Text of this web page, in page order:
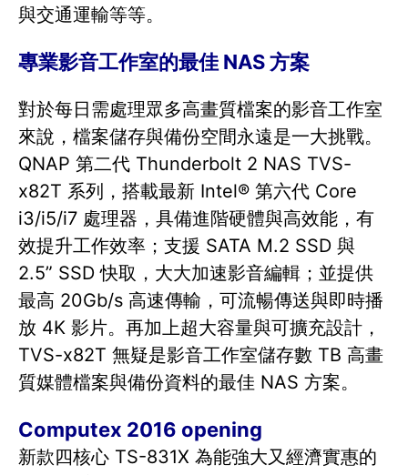
與交通運輸等等。
專業影音工作室的最佳 NAS 方案
對於每日需處理眾多高畫質檔案的影音工作室
來說，檔案儲存與備份空間永遠是一大挑戰。
QNAP 第二代 Thunderbolt 2 NAS TVS-
x82T 系列，搭載最新 Intel® 第六代 Core
i3/i5/i7 處理器，具備進階硬體與高效能，有
效提升工作效率；支援 SATA M.2 SSD 與
2.5” SSD 快取，大大加速影音編輯；並提供
最高 20Gb/s 高速傳輸，可流暢傳送與即時播
放 4K 影片。再加上超大容量與可擴充設計，
TVS-x82T 無疑是影音工作室儲存數 TB 高畫
質媒體檔案與備份資料的最佳 NAS 方案。
Computex 2016 opening
新款四核心 TS-831X 為能強大又經濟實惠的